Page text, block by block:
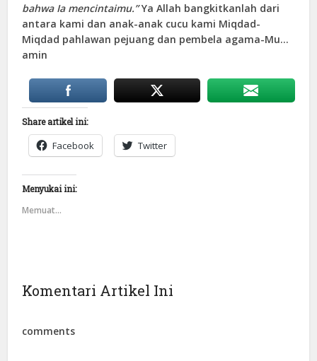
bahwa Ia mencintaimu.”Ya Allah bangkitkanlah dari
antara kami dan anak-anak cucu kami Miqdad-
Miqdad pahlawan pejuang dan pembela agama-Mu…
amin
Share artikel ini:
Facebook Twitter
Menyukai ini:
Memuat...
Komentari Artikel Ini
comments